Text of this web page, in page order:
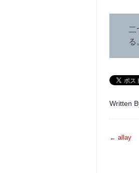
二
る
Written
投
← allay